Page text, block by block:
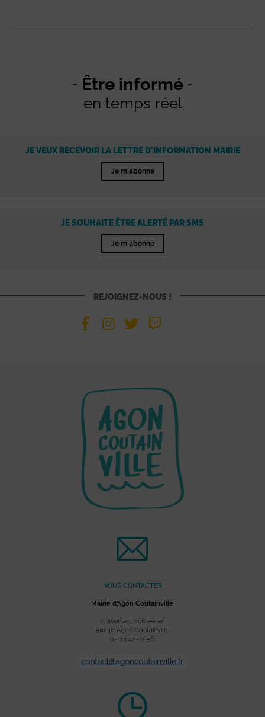
Être informé
en temps réel
JE VEUX RECEVOIR LA LETTRE D'INFORMATION MAIRIE
Je m'abonne
JE SOUHAITE ÊTRE ALERTÉ PAR SMS
Je m'abonne
REJOIGNEZ-NOUS !
NOUS CONTACTER
Mairie d’Agon Coutainville
2, avenue Louis Périer
50230 Agon Coutainville
02 33 47 07 56